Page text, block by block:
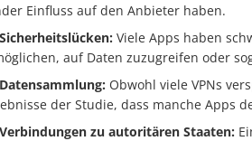
Einfluss auf den Anbieter haben.
Viele Apps haben
auf Daten zuzugreifen oder
Obwohl viele VPNs
der Studie, dass manche Apps
zu autoritären Staaten: